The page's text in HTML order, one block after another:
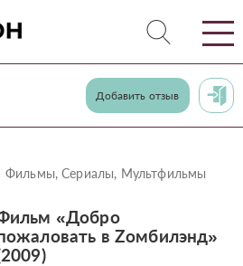
Добавить отзыв
Фильмы, Сериалы, Мультфильмы
«Добро
в Zомбилэнд»